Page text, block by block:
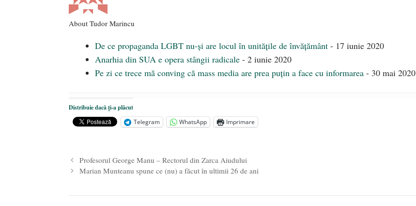
About Tudor Marincu
De ce propaganda LGBT nu-și are locul în unitățile de învățământ - 17 iunie 2020
Anarhia din SUA e opera stângii radicale - 2 iunie 2020
Pe zi ce trece mă conving că mass media are prea puțin a face cu informarea - 30 mai 2020
Distribuie dacă ți-a plăcut
Telegram
WhatsApp Imprimare
Profesorul George Manu – Rectorul din Zarca Aiudului
Marian Munteanu spune ce (nu) a făcut în ultimii 26 de ani